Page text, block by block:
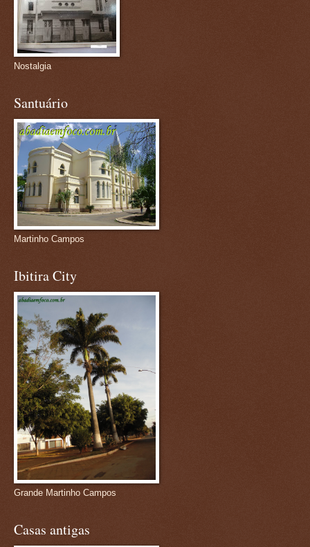
Nostalgia
Santuário
Martinho Campos
Ibitira City
Grande Martinho Campos
Casas antigas